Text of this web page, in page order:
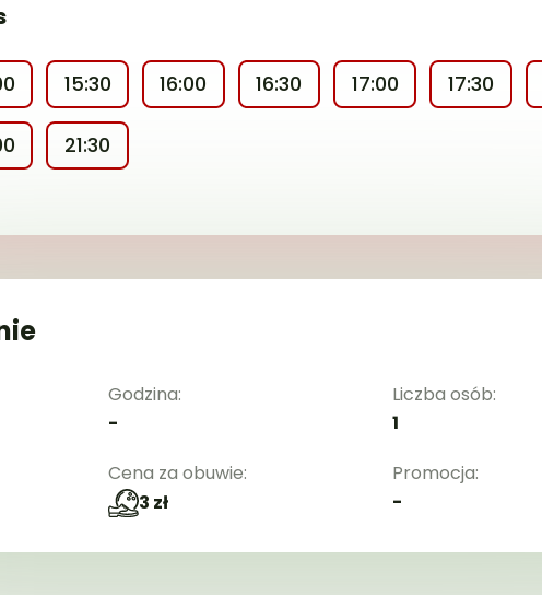
15:30 16:00 16:30 17:00 17:30
21:30
Godzina:
-
Liczba osób:
1
Cena za obuwie:
3 zł
Promocja:
-